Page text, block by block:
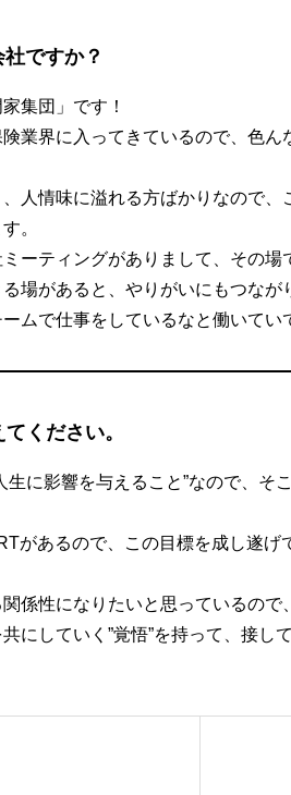
ですか？
集団」です！
業界に入ってきているので、色
人情味に溢れる方ばかりなので
。
ーティングがありまして、その場
場があると、やりがいにもつな
ムで仕事をしているなと働いてい
ください。
生に影響を与えること”なので、そ
があるので、この目標を成し遂げ
係性になりたいと思っているので
にしていく”覚悟”を持って、接し